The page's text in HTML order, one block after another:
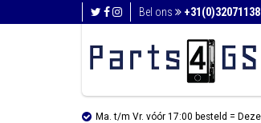
Bel ons
Ma. t/m Vr. vóór 17:00 besteld =